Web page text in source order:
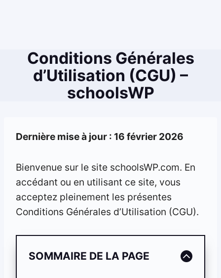
Conditions Générales
d’Utilisation (CGU) –
schoolsWP
Dernière mise à jour : 16 février 2026
Bienvenue sur le site schoolsWP.com. En
accédant ou en utilisant ce site, vous
acceptez pleinement les présentes
Conditions Générales d’Utilisation (CGU).
SOMMAIRE DE LA PAGE